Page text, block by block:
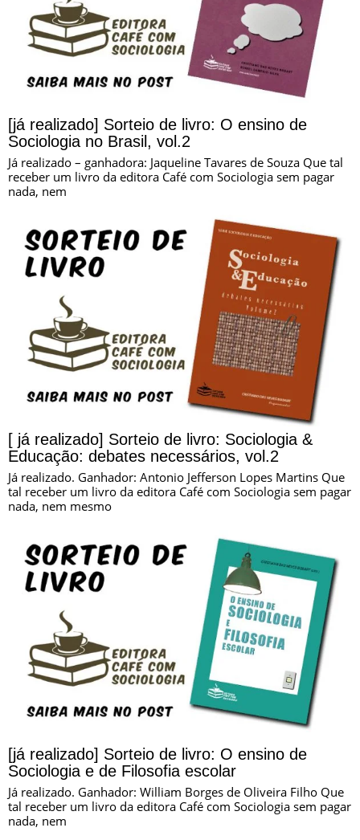
[já realizado] Sorteio de livro: O ensino de
Sociologia no Brasil, vol.2
Já realizado – ganhadora: Jaqueline Tavares de Souza Que tal
receber um livro da editora Café com Sociologia sem pagar
nada, nem
[ já realizado] Sorteio de livro: Sociologia &
Educação: debates necessários, vol.2
Já realizado. Ganhador: Antonio Jefferson Lopes Martins Que
tal receber um livro da editora Café com Sociologia sem pagar
nada, nem mesmo
[já realizado] Sorteio de livro: O ensino de
Sociologia e de Filosofia escolar
Já realizado. Ganhador: William Borges de Oliveira Filho Que
tal receber um livro da editora Café com Sociologia sem pagar
nada, nem